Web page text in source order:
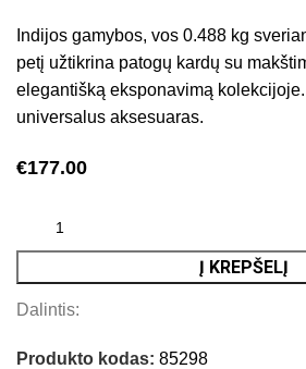
Indijos gamybos, vos 0.488 kg
petį užtikrina patogų kardų su
elegantišką eksponavimą
universalus aksesuaras.
€177.00
Į KREPŠELĮ
Dalintis:
Produkto kodas:85298